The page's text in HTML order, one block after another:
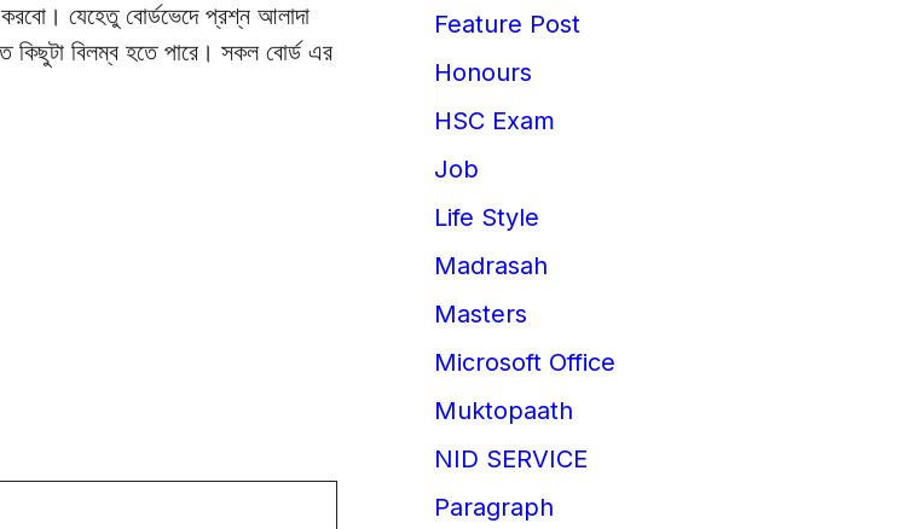
যেহেতু বোর্ডভেদে প্রশ্ন আলাদা
বিলম্ব হতে পারে। সকল বোর্ড এর
Feature Post
Honours
HSC Exam
Job
Life Style
Madrasah
Masters
Microsoft Office
Muktopaath
NID SERVICE
Paragraph